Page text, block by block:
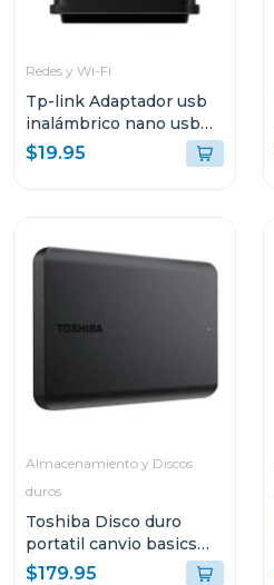
Redes y Wi-Fi
Tp-link Adaptador usb
inalámbrico nano usb
de doble banda ac1300
t3u nano
$19.95
Almacenamiento y Discos
duros
Toshiba Disco duro
portatil canvio basics
hdd de 4tb hdtb540xk
$179.95